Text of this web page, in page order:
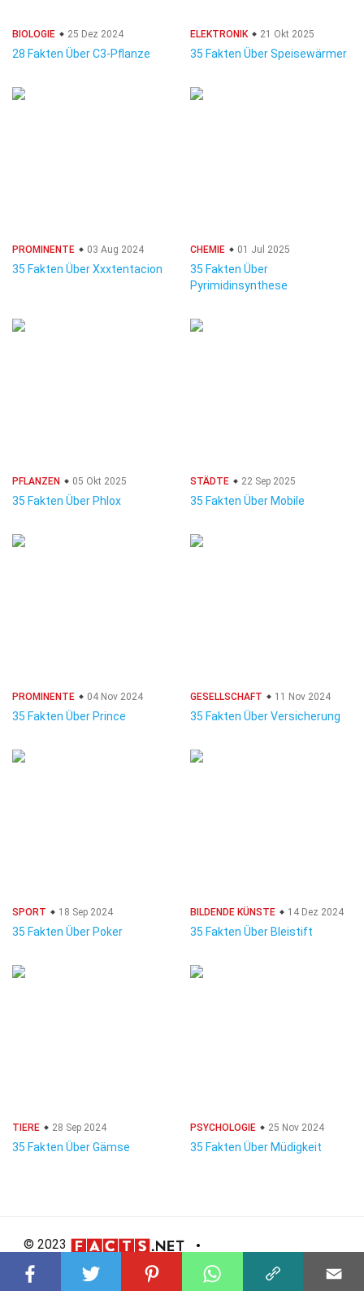
BIOLOGIE 25 Dez 2024
28 Fakten Über C3-Pflanze
ELEKTRONIK 21 Okt 2025
35 Fakten Über Speisewärmer
PROMINENTE 03 Aug 2024
35 Fakten Über Xxxtentacion
CHEMIE 01 Jul 2025
35 Fakten Über
Pyrimidinsynthese
PFLANZEN 05 Okt 2025
35 Fakten Über Phlox
STÄDTE 22 Sep 2025
35 Fakten Über Mobile
PROMINENTE 04 Nov 2024
35 Fakten Über Prince
GESELLSCHAFT 11 Nov 2024
35 Fakten Über Versicherung
SPORT 18 Sep 2024
35 Fakten Über Poker
BILDENDE KÜNSTE 14 Dez 2024
35 Fakten Über Bleistift
TIERE 28 Sep 2024
35 Fakten Über Gämse
PSYCHOLOGIE 25 Nov 2024
35 Fakten Über Müdigkeit
© 2023